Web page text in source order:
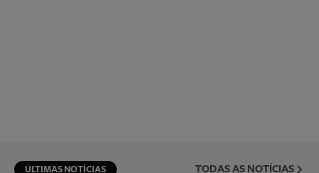
ÚLTIMAS NOTÍCIAS TODAS AS NOTÍCIAS